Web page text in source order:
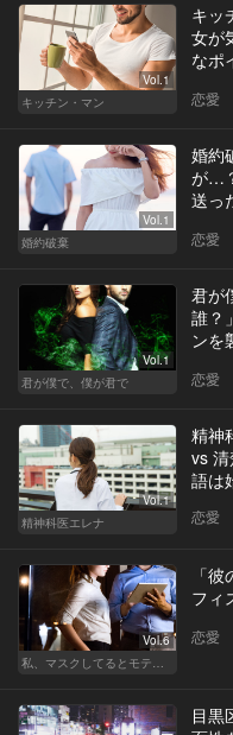
Vol.1
キッチン・マン
キッ
女が
なポ
恋愛
Vol.1
婚約破棄
婚約
が…
送っ
恋愛
Vol.1
君が僕で、僕が君で
君が
誰？
ンを
恋愛
Vol.1
精神科医エレナ
精神
vs
語は
恋愛
Vol.6
「
フィ
恋愛
目黒